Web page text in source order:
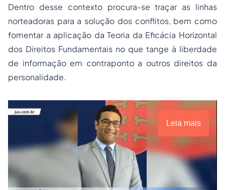
Dentro desse contexto procura-se traçar as linhas
norteadoras para a solução dos conflitos, bem como
fomentar a aplicação da Teoria da Eficácia Horizontal
dos Direitos Fundamentais no que tange à liberdade
de informação em contraponto a outros direitos da
personalidade.
Leia mais